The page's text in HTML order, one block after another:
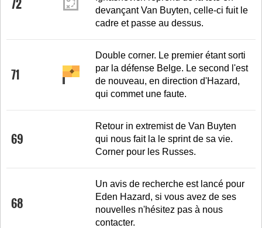
72
devançant Van Buyten, celle-ci fuit le
cadre et passe au dessus.
71
Double corner. Le premier étant sorti
par la défense Belge. Le second l'est
de nouveau, en direction d'Hazard,
qui commet une faute.
69
Retour in extremist de Van Buyten
qui nous fait la le sprint de sa vie.
Corner pour les Russes.
68
Un avis de recherche est lancé pour
Eden Hazard, si vous avez de ses
nouvelles n'hésitez pas à nous
contacter.